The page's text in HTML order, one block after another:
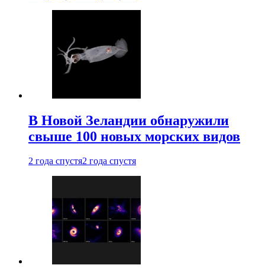
В Новой Зеландии обнаружили
свыше 100 новых морских видов
2 года спустя2 года спустя